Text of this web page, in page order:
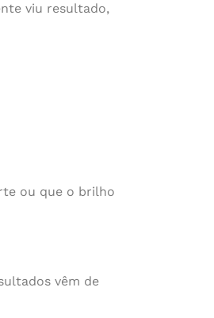
viu resultado,
ou que o brilho
vêm de